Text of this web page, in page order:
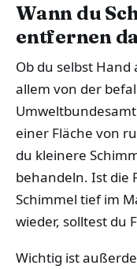
Wann du
entfernen
Ob du selbst
allem von der
einer Fläche von
du kleinere
behandeln. Ist die
Schimmel tief im
wieder, solltest du
Wichtig ist